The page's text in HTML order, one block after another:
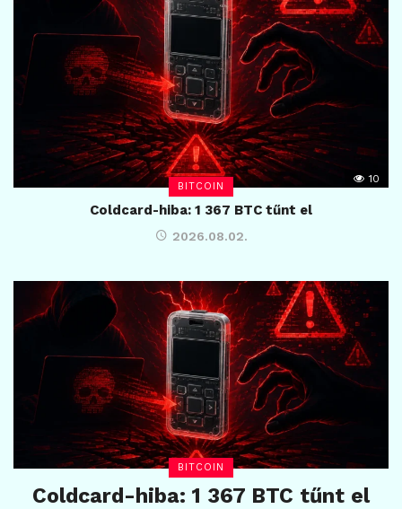
BITCOIN
10
Coldcard-hiba: 1 367 BTC tűnt el
2026.08.02.
BITCOIN
Coldcard-hiba: 1 367 BTC tűnt el